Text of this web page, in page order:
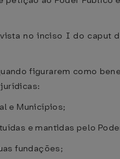
no inciso I do caput
figurarem como
e Municípios;
e mantidas pelo
fundações;